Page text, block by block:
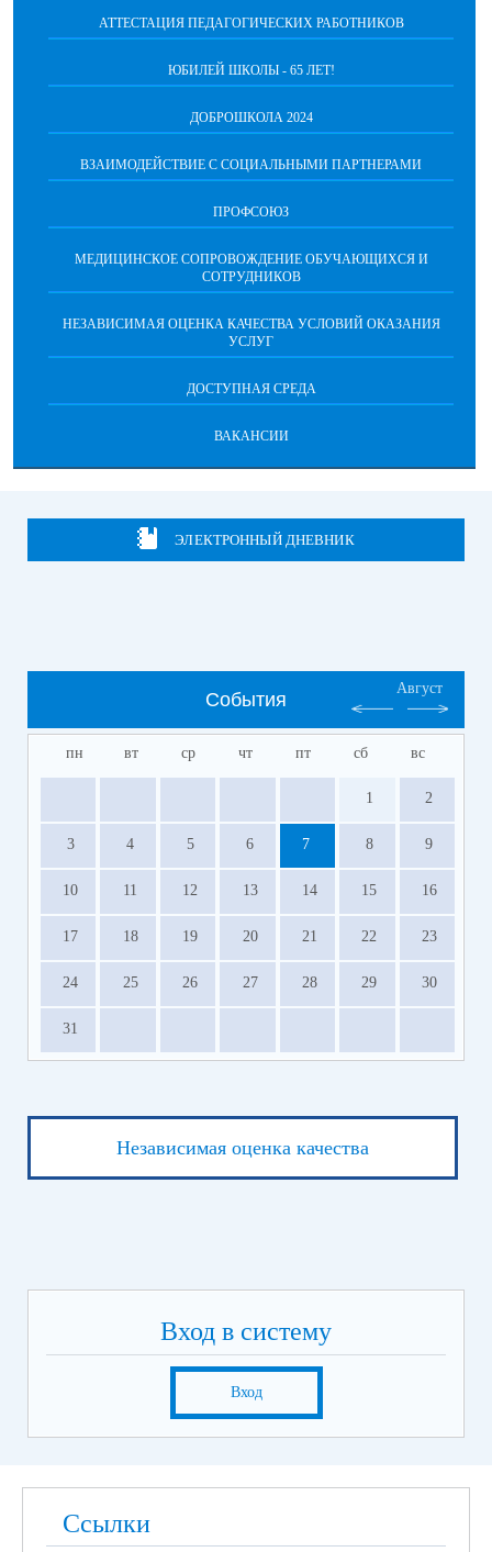
АТТЕСТАЦИЯ ПЕДАГОГИЧЕСКИХ РАБОТНИКОВ
ЮБИЛЕЙ ШКОЛЫ - 65 ЛЕТ!
ДОБРОШКОЛА 2024
ВЗАИМОДЕЙСТВИЕ С СОЦИАЛЬНЫМИ ПАРТНЕРАМИ
ПРОФСОЮЗ
МЕДИЦИНСКОЕ СОПРОВОЖДЕНИЕ ОБУЧАЮЩИХСЯ И
СОТРУДНИКОВ
НЕЗАВИСИМАЯ ОЦЕНКА КАЧЕСТВА УСЛОВИЙ ОКАЗАНИЯ
УСЛУГ
ДОСТУПНАЯ СРЕДА
ВАКАНСИИ
ЭЛЕКТРОННЫЙ ДНЕВНИК
События
Август
пн вт ср чт пт сб вс
1 2
3 4 5 6 7 8 9
10 11 12 13 14 15 16
17 18 19 20 21 22 23
24 25 26 27 28 29 30
31
Независимая оценка качества
Вход в систему
Вход
Ссылки